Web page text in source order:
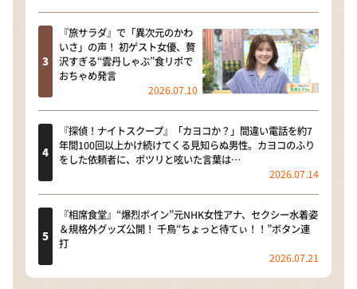
『旅サラダ』で「異次元のかわ
いさ」の声！ 初ゲスト女優、贅
沢すぎる“雲丹しゃぶ”食リポで
おちゃめ発言
2026.07.10
『探偵！ナイトスクープ』「カヨコか？」間違い電話を約7
年間100回以上かけ続けてくる見知らぬ男性。カヨコのふり
をした依頼者に、ポツリと呟いた言葉は…
2026.07.14
『相席食堂』“爆烈ボイン”元NHK女性アナ、セクシー水着姿
＆規格外グッズ公開！ 千鳥“ちょっと待てぃ！！”ボタン連
打
2026.07.21